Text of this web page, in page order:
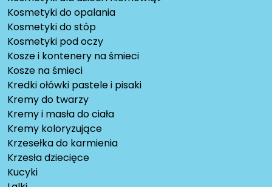
Kosmetyki do opalania
Kosmetyki do stóp
Kosmetyki pod oczy
Kosze i kontenery na śmieci
Kosze na śmieci
Kredki ołówki pastele i pisaki
Kremy do twarzy
Kremy i masła do ciała
Kremy koloryzujące
Krzesełka do karmienia
Krzesła dziecięce
Kucyki